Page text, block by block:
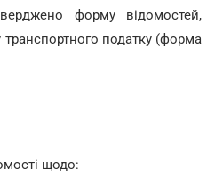
форму відомостей,
транспортного податку (форма
щодо: